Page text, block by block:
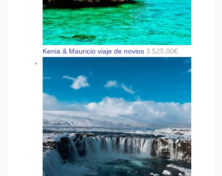
Kenia & Mauricio viaje de novios 3.525,00€